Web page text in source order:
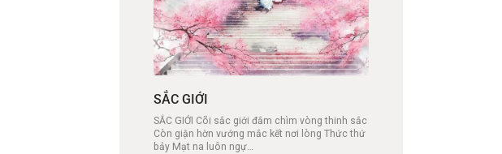
SẮC GIỚI
SẮC GIỚI Cõi sắc giới đắm chìm vòng thinh sắc
Còn giận hờn vướng mắc kết nơi lòng Thức thứ
bảy Mạt na luôn ngự…